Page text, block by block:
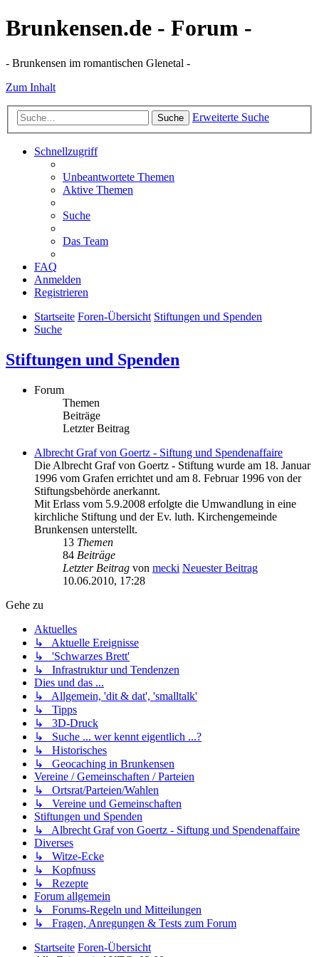
Brunkensen.de - Forum -
- Brunkensen im romantischen Glenetal -
Zum Inhalt
Suche Erweiterte Suche
Schnellzugriff
Unbeantwortete Themen
Aktive Themen
Suche
Das Team
FAQ
Anmelden
Registrieren
Startseite Foren-Übersicht Stiftungen und Spenden
Suche
Stiftungen und Spenden
Forum
Themen
Beiträge
Letzter Beitrag
Albrecht Graf von Goertz - Siftung und Spendenaffaire
Die Albrecht Graf von Goertz - Stiftung wurde am 18. Januar
1996 vom Grafen errichtet und am 8. Februar 1996 von der
Stiftungsbehörde anerkannt.
Mit Erlass vom 5.9.2008 erfolgte die Umwandlung in eine
kirchliche Stiftung und der Ev. luth. Kirchengemeinde
Brunkensen unterstellt.
13 Themen
84 Beiträge
Letzter Beitrag von mecki Neuester Beitrag
10.06.2010, 17:28
Gehe zu
Aktuelles
↳ Aktuelle Ereignisse
↳ 'Schwarzes Brett'
↳ Infrastruktur und Tendenzen
Dies und das ...
↳ Allgemein, 'dit & dat', 'smalltalk'
↳ Tipps
↳ 3D-Druck
↳ Suche ... wer kennt eigentlich ...?
↳ Historisches
↳ Geocaching in Brunkensen
Vereine / Gemeinschaften / Parteien
↳ Ortsrat/Parteien/Wahlen
↳ Vereine und Gemeinschaften
Stiftungen und Spenden
↳ Albrecht Graf von Goertz - Siftung und Spendenaffaire
Diverses
↳ Witze-Ecke
↳ Kopfnuss
↳ Rezepte
Forum allgemein
↳ Forums-Regeln und Mitteilungen
↳ Fragen, Anregungen & Tests zum Forum
Startseite Foren-Übersicht